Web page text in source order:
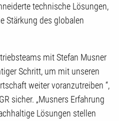
technische Lösungen,
Stärkung des globalen
mit Stefan Musner
Schritt, um mit unseren
weiter voranzutreiben “,
sicher. „Musners Erfahrung
Lösungen stellen